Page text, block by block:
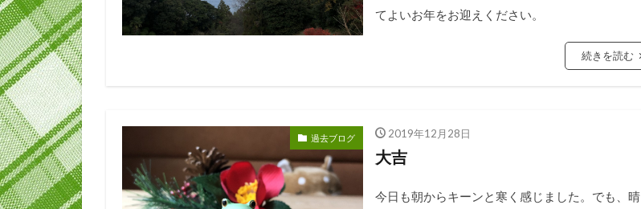
てよいお年をお迎えください。
続きを読む
過去ブログ 2019年12月28日
大吉
今日も朝からキーンと寒く感じました。でも、晴